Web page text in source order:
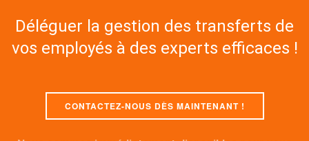
Déléguer la gestion des transferts de
vos employés à des experts efficaces !
CONTACTEZ-NOUS DÈS MAINTENANT !